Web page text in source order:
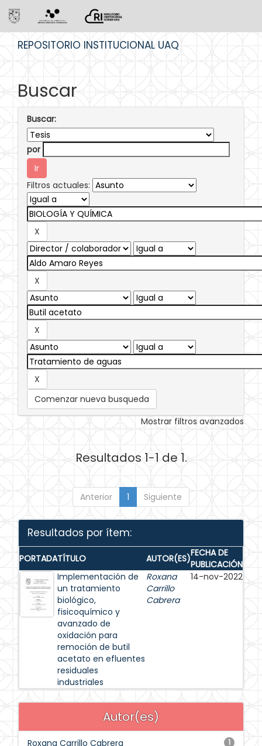
REPOSITORIO INSTITUCIONAL UAQ
Buscar
Buscar:
por
Filtros actuales:
Comenzar nueva busqueda
Mostrar filtros avanzados
Resultados 1-1 de 1.
Anterior 1 Siguiente
Resultados por ítem:
PORTADATÍTULO AUTOR(ES)FECHA DE
PUBLICACIÓN
Implementación de
un tratamiento
biológico,
fisicoquímico y
avanzado de
oxidación para
remoción de butil
acetato en efluentes
residuales
industriales
Roxana
Carrillo
Cabrera
14-nov-2022
Autor(es)
1
Roxana Carrillo Cabrera